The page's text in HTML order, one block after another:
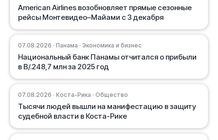
American Airlines возобновляет прямые сезонные
рейсы Монтевидео–Майами с 3 декабря
07.08.2026 · Панама · Экономика и бизнес
Национальный банк Панамы отчитался о прибыли
в B/.248,7 млн за 2025 год
07.08.2026 · Коста-Рика · Общество
Тысячи людей вышли на манифестацию в защиту
судебной власти в Коста-Рике